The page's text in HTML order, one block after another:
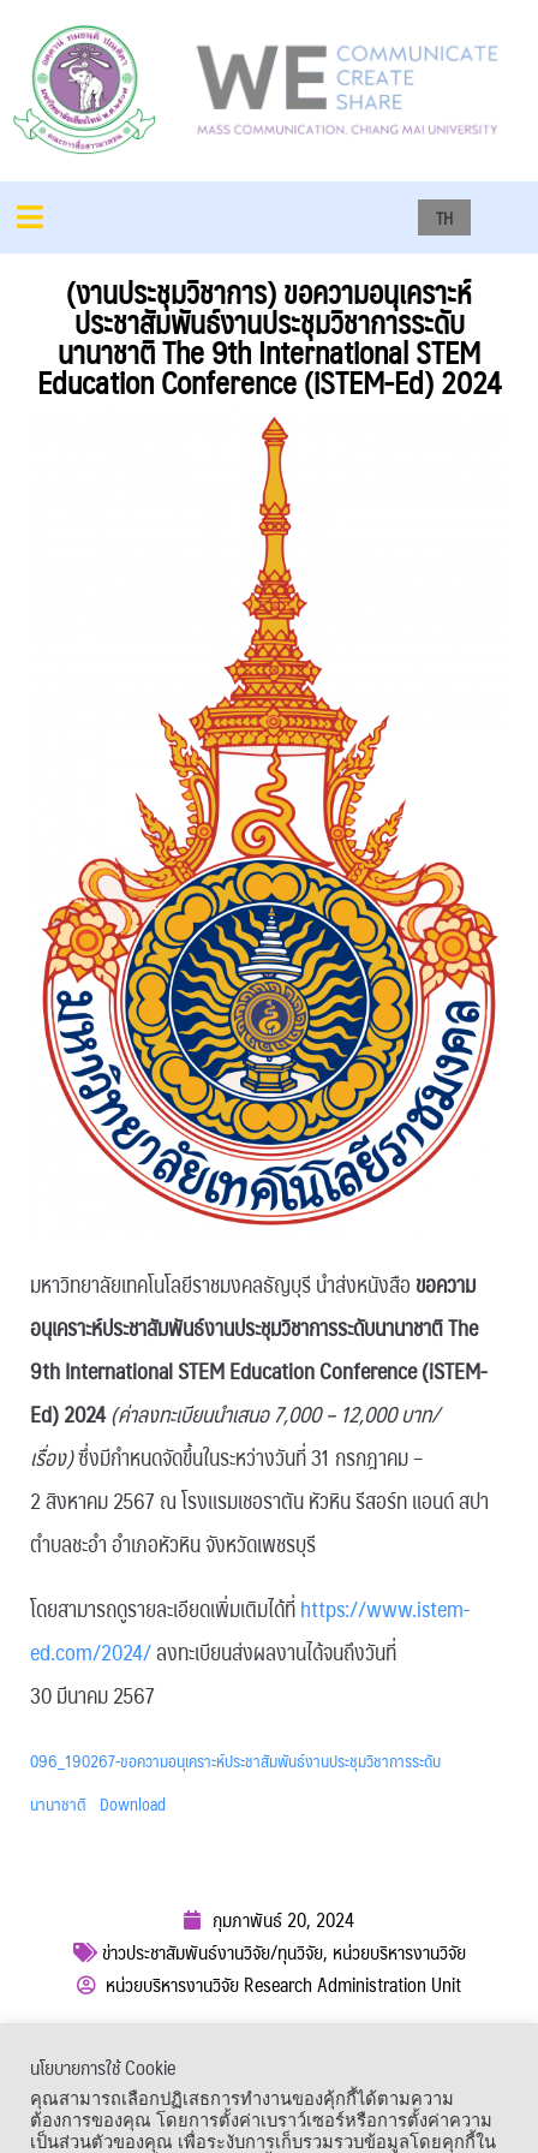
TH
(งานประชุมวิชาการ) ขอความอนุเคราะห์
ประชาสัมพันธ์งานประชุมวิชาการระดับ
นานาชาติ The 9th International STEM
Education Conference (iSTEM-Ed) 2024
มหาวิทยาลัยเทคโนโลยีราชมงคลธัญบุรี นำส่งหนังสือขอความ
อนุเคราะห์ประชาสัมพันธ์งานประชุมวิชาการระดับนานาชาติ The
9th International STEM Education Conference (iSTEM-
Ed) 2024(ค่าลงทะเบียนนำเสนอ 7,000 – 12,000 บาท/
เรื่อง)ซึ่งมีกำหนดจัดขึ้นในระหว่างวันที่ 31 กรกฎาคม –
2 สิงหาคม 2567 ณ โรงแรมเชอราตัน หัวหิน รีสอร์ท แอนด์ สปา
ตำบลชะอำ อำเภอหัวหิน จังหวัดเพชรบุรี
โดยสามารถดูรายละเอียดเพิ่มเติมได้ที่https://www.istem-
ed.com/2024/ลงทะเบียนส่งผลงานได้จนถึงวันที่
30 มีนาคม 2567
096_190267-ขอความอนุเคราะห์ประชาสัมพันธ์งานประชุมวิชาการระดับ
นานาชาติ Download
กุมภาพันธ์ 20, 2024
ข่าวประชาสัมพันธ์งานวิจัย/ทุนวิจัย, หน่วยบริหารงานวิจัย
หน่วยบริหารงานวิจัย Research Administration Unit
เมนูลัด
นโยบายการใช้ Cookie
คุณสามารถเลือกปฏิเสธการทำงานของคุ้กกี้ได้ตามความ
ต้องการของคุณ โดยการตั้งค่าเบราว์เซอร์หรือการตั้งค่าความ
เป็นส่วนตัวของคุณ เพื่อระงับการเก็บรวมรวบข้อมูลโดยคุกกี้ใน